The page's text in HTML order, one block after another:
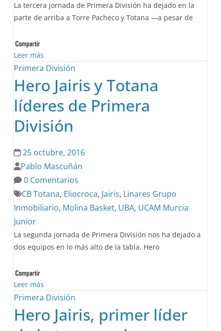
La tercera jornada de Primera División ha dejado en la
parte de arriba a Torre Pacheco y Totana —a pesar de
Leer más
Primera División
Hero Jairis y Totana
líderes de Primera
División
25 octubre, 2016
Pablo Mascuñán
0 Comentarios
CB Totana, Eliocroca, Jairis, Linares Grupo
Inmobiliario, Molina Basket, UBA, UCAM Murcia
Junior
La segunda jornada de Primera División nos ha dejado a
dos equipos en lo más alto de la tabla. Hero
Leer más
Primera División
Hero Jairis, primer líder